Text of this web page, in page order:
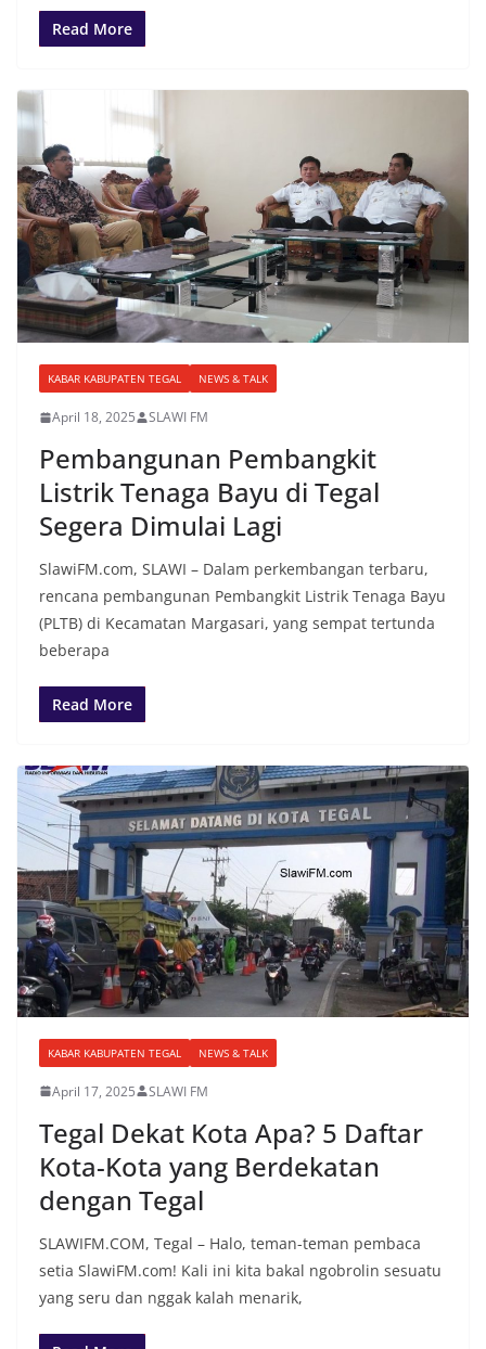
Read More
KABAR KABUPATEN TEGAL NEWS & TALK
April 18, 2025 SLAWI FM
Pembangunan Pembangkit
Listrik Tenaga Bayu di Tegal
Segera Dimulai Lagi
SlawiFM.com, SLAWI – Dalam perkembangan terbaru,
rencana pembangunan Pembangkit Listrik Tenaga Bayu
(PLTB) di Kecamatan Margasari, yang sempat tertunda
beberapa
Read More
KABAR KABUPATEN TEGAL NEWS & TALK
April 17, 2025 SLAWI FM
Tegal Dekat Kota Apa? 5 Daftar
Kota-Kota yang Berdekatan
dengan Tegal
SLAWIFM.COM, Tegal – Halo, teman-teman pembaca
setia SlawiFM.com! Kali ini kita bakal ngobrolin sesuatu
yang seru dan nggak kalah menarik,